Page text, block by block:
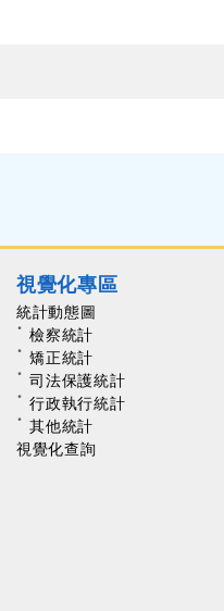
視覺化專區
統計動態圖
檢察統計
矯正統計
司法保護統計
行政執行統計
其他統計
視覺化查詢